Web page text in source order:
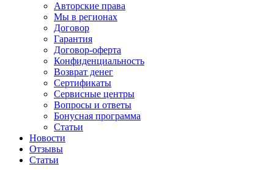
Авторские права
Мы в регионах
Договор
Гарантия
Договор-оферта
Конфиденциальность
Возврат денег
Сертификаты
Сервисные центры
Вопросы и ответы
Бонусная программа
Статьи
Новости
Отзывы
Статьи